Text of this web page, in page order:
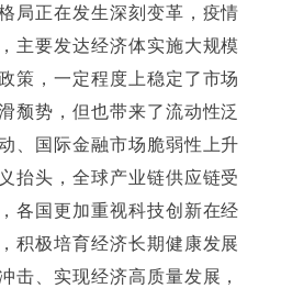
局正在发生深刻变革，疫情
主要发达经济体实施大规模
策，一定程度上稳定了市场
颓势，但也带来了流动性泛
、国际金融市场脆弱性上升
抬头，全球产业链供应链受
各国更加重视科技创新在经
积极培育经济长期健康发展
击、实现经济高质量发展，